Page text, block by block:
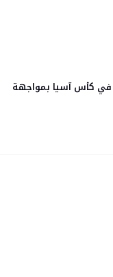
في كأس آسيا بمواجهة